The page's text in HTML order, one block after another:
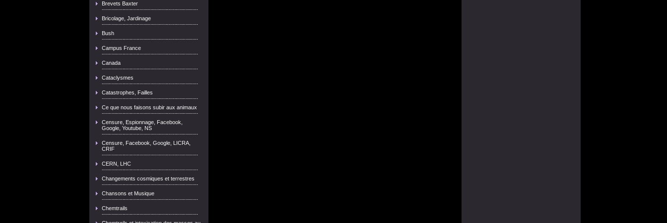
Brevets Baxter
Bricolage, Jardinage
Bush
Campus France
Canada
Cataclysmes
Catastrophes, Failles
Ce que nous faisons subir aux animaux
Censure, Espionnage, Facebook,
Google, Youtube, NS
Censure, Facebook, Google, LICRA,
CRIF
CERN, LHC
Changements cosmiques et terrestres
Chansons et Musique
Chemtrails